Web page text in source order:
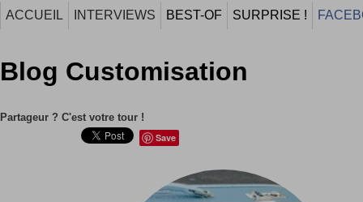
ACCUEIL INTERVIEWS BEST-OF SURPRISE !
Blog Customisation
Partageur ? C'est votre tour !
Save